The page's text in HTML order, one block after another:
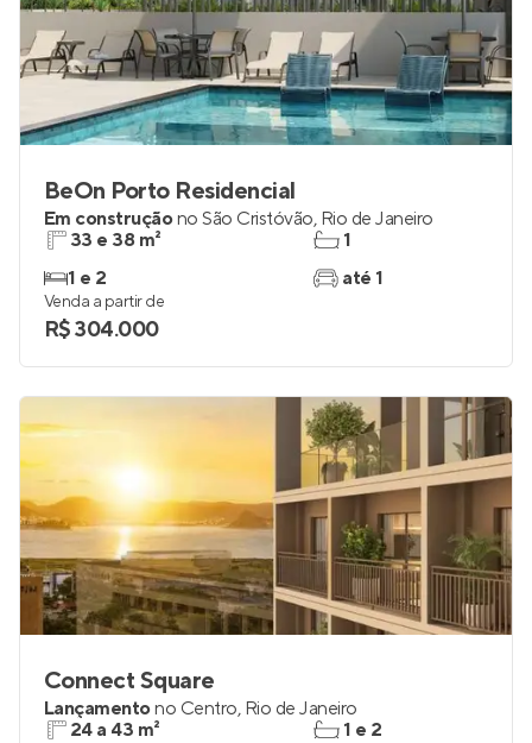
BeOn Porto Residencial
Em construçãono São Cristóvão, Rio de Janeiro
33 e 38 m²
1 e 2
1
até 1
Venda a partir de
R$ 304.000
Connect Square
Lançamentono Centro, Rio de Janeiro
24 a 43 m²
1 e 2